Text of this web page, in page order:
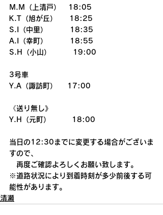
M.M（上清戸）   18:05
K.T（旭が丘）　  18:25
S.I（中里）     　 18:35
A.I（幸町）　      18:55
S.H（小山）  　　 19:00
3号車
Y.A（諏訪町）    17:00
《送り無し》
Y.H（元町）　　　18:00
当日の12:30までに変更する場合がございま
すので、
再度ご確認よろしくお願い致します。
※道路状況により到着時刻が多少前後する可
能性があります。
清瀬